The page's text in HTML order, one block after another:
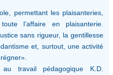
permettant les plaisanteries,
l’affaire en plaisanterie.
sans rigueur, la gentillesse
et, surtout, une activité
travail pédagogique K.D.